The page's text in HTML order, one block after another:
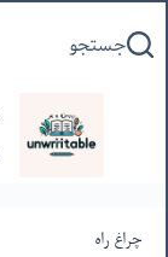
به
جستجو
چراغ راه